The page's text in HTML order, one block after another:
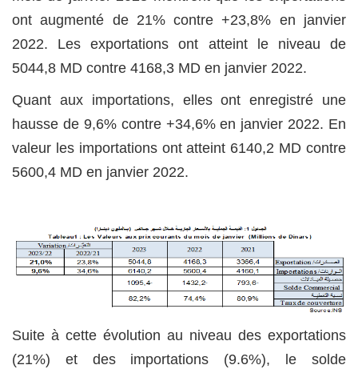
ont augmenté de 21% contre+23,8% en janvier
2022. Les exportations ont atteint le niveau de
5044,8 MD contre 4168,3 MD en janvier 2022.
Quant aux importations, elles ont enregistré une
hausse de 9,6% contre +34,6% en janvier 2022. En
valeur les importations ont atteint 6140,2 MD contre
5600,4 MD en janvier 2022.
Suite à cette évolution au niveau des exportations
(21%) et des importations (9.6%), le solde